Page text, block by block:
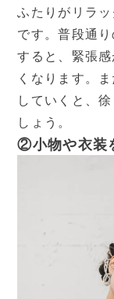
ふたりがリラ
です。普段通
すると、緊張
くなります。
していくと、
しょう。
②小物や衣装